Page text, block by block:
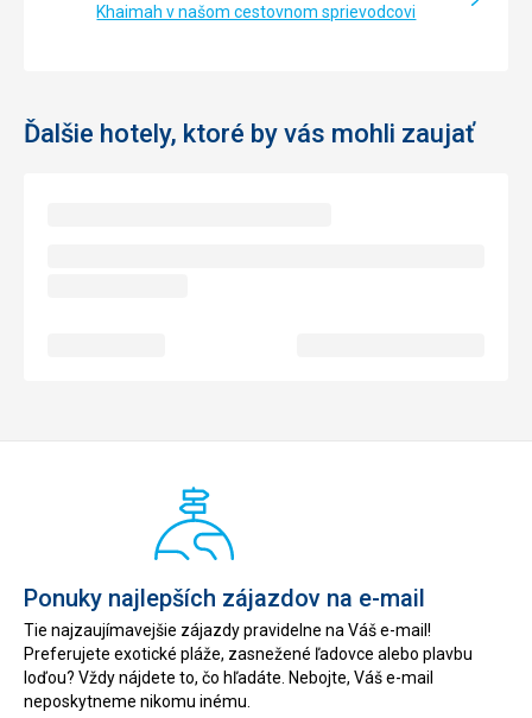
Khaimah v našom cestovnom sprievodcovi
Ďalšie hotely, ktoré by vás mohli zaujať
Ponuky najlepších zájazdov na e-mail
Tie najzaujímavejšie zájazdy pravidelne na Váš e-mail!
Preferujete exotické pláže, zasnežené ľadovce alebo plavbu
loďou? Vždy nájdete to, čo hľadáte. Nebojte, Váš e-mail
neposkytneme nikomu inému.